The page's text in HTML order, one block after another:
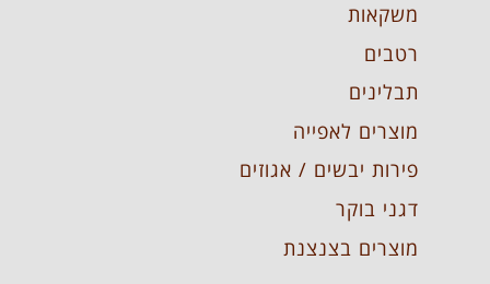
משקאות
רטבים
תבלינים
מוצרים לאפייה
פירות יבשים / אגוזים
דגני בוקר
מוצרים בצנצנת